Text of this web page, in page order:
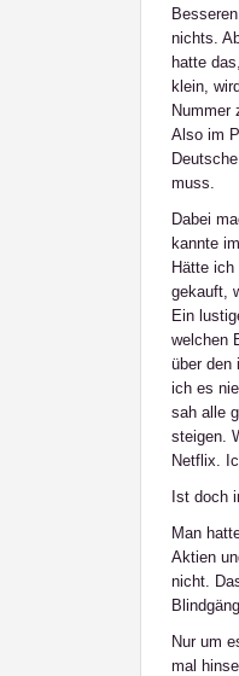
nichts.
hatte
klein,
Nummer
Also im
muss.
Dabei
kannte
Hätte ich
gekauft,
Ein
welchen
über den
ich es
sah alle
steigen.
Netflix.
Ist doch
Man
Aktien
nicht.
Nur um
mal